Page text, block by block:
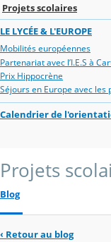
Projets scolaires
LE LYCÉE & L'EUROPE
Mobilités européennes
Partenariat avec l’I.E.S à
Prix Hippocrène
Séjours en Europe avec les
Calendrier de
Projets
Blog
‹ Retour au blog